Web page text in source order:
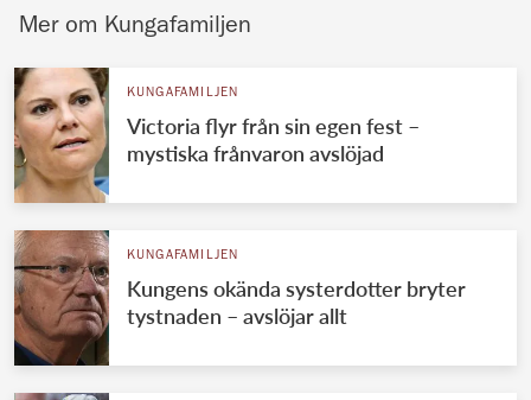
Mer om Kungafamiljen
KUNGAFAMILJEN
Victoria flyr från sin egen fest –
mystiska frånvaron avslöjad
KUNGAFAMILJEN
Kungens okända systerdotter bryter
tystnaden – avslöjar allt